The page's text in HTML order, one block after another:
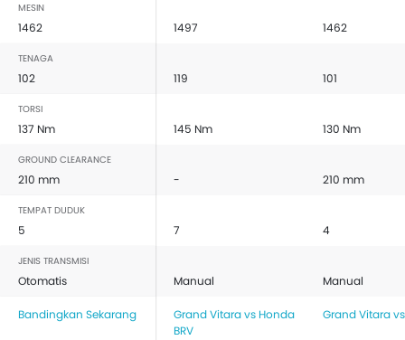
MESIN
1462 1497 1462
TENAGA
102 119 101
TORSI
137 Nm 145 Nm 130 Nm
GROUND CLEARANCE
210 mm - 210 mm
TEMPAT DUDUK
5 7 4
JENIS TRANSMISI
Otomatis Manual Manual
Bandingkan Sekarang
Grand Vitara vs Honda
BRV
Grand Vitara